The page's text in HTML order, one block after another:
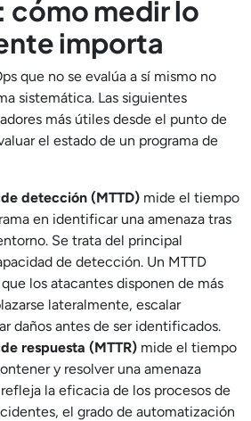
cómo medir lo
importa
que no se evalúa a sí mismo no
sistemática. Las siguientes
más útiles desde el punto de
el estado de un programa de
detección (MTTD) mide el tiempo
en identificar una amenaza tras
Se trata del principal
de detección. Un MTTD
los atacantes disponen de más
lateralmente, escalar
daños antes de ser identificados.
respuesta (MTTR) mide el tiempo
y resolver una amenaza
la eficacia de los procesos de
el grado de automatización